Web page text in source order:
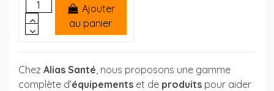
Ajouter
au panier
Chez Alias Santé , nous proposons une gamme
complète d’équipements et de produits pour aider